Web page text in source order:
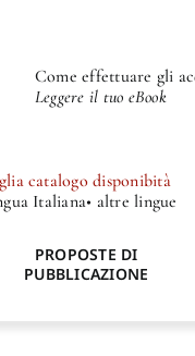
Come effettuare gli
Leggere il tuo eBook
catalogo disponibità
Italiana• altre lingue
PROPOSTE DI
PUBBLICAZIONE